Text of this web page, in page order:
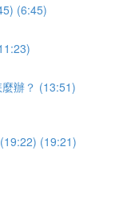
(6:45)
辦？ (13:51)
(19:21)